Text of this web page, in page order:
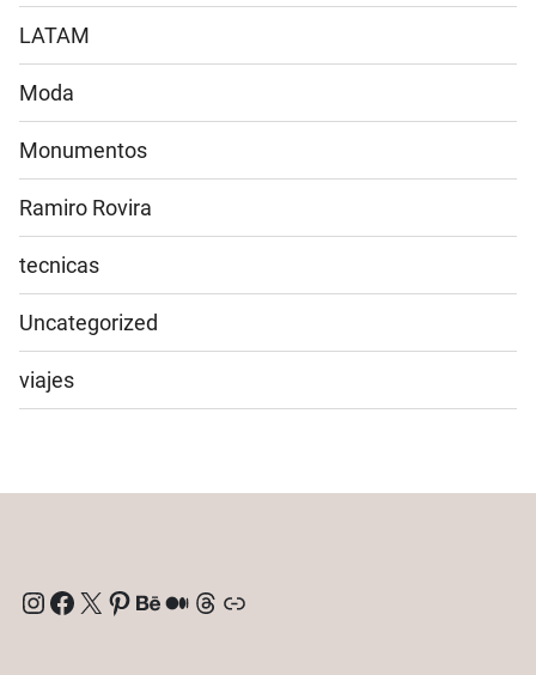
LATAM
Moda
Monumentos
Ramiro Rovira
tecnicas
Uncategorized
viajes
Instagram
Facebook
X Pinterest
Behance
Medium
Threads
Enlace